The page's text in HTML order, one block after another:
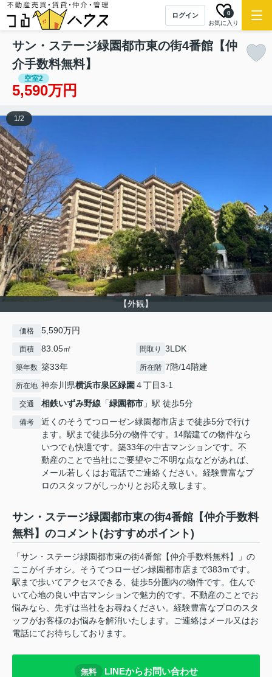
ログイン
お気に入り
0
サン・ステージ緑園都市東の街4番館【仲
介手数料無料】
空室2
5,590万円
【外観】
1/2
価格 5,590万円
面積 83.05㎡ 間取り 3LDK
築年数 築33年 所在階 7階/14階建
所在地 神奈川県横浜市泉区緑園 ４丁目3-1
交通 相鉄いずみ野線 「緑園都市 」駅 徒歩5分
備考
近くのそうてつローゼン緑園都市店まで徒歩5分で行け
ます。駅まで徒歩5分の物件です。14階建ての物件なら
いつでも快適です。築33年の中古マンションです。不
動産のことで当社にご要望やご不明な点などがあれば、
メール若しくはお電話でご連絡ください。経験豊富なプ
ロのスタッフがしっかりとお応え致します。
サン・ステージ緑園都市東の街4番館【仲介手数料
無料】のコメント(おすすめポイント)
「サン・ステージ緑園都市東の街4番館【仲介手数料無料】」の
ここがイチオシ。そうてつローゼン緑園都市店まで383mです。
駅まで歩いてアクセスできる、徒歩5分圏内の物件です。住んで
いて心地の良い中古マンションで魅力的です。不動産のことでお
悩みなら、先ずは当社をお尋ねください。経験豊富なプロのスタ
ッフがお客様のお悩みを解消いたします。ご連絡はメール又はお
電話にてお待ちしております。
無料 LINEからお問い合わせ